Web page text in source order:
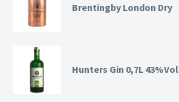
Brentingby London Dry
Hunters Gin 0,7L 43%Vol